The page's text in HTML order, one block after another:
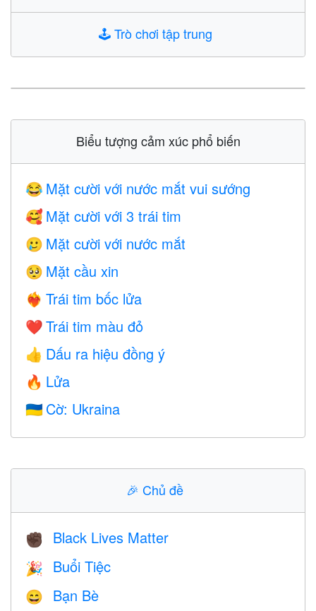
🕹️Trò chơi tập trung
Biểu tượng cảm xúc phổ biến
😂 Mặt cười với nước mắt vui sướng
🥰 Mặt cười với 3 trái tim
🥲 Mặt cười với nước mắt
🥺 Mặt cầu xin
❤️‍🔥 Trái tim bốc lửa
❤️ Trái tim màu đỏ
👍 Dấu ra hiệu đồng ý
🔥 Lửa
🇺🇦 Cờ: Ukraina
🎉 Chủ đề
✊🏿 Black Lives Matter
🎉 Buổi Tiệc
😄 Bạn Bè